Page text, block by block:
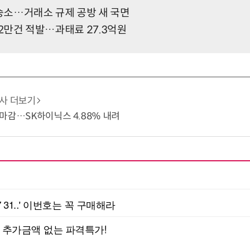
소…거래소 규제 공방 새 국면
만건 적발…과태료 27.3억원
더보기
감…SK하이닉스 4.88% 내려